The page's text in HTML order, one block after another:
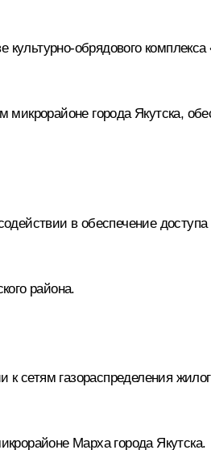
обрядового
микрорайоне города Якутска,
в обеспечение доступа
района.
сетям газораспределения
Марха города Якутска.